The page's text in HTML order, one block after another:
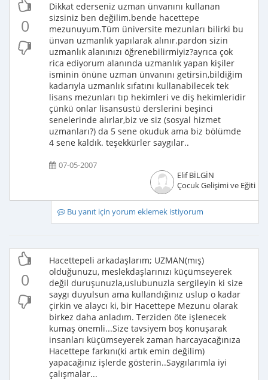
0
Dikkat ederseniz uzman ünvanını kullanan
sizsiniz ben değilim.bende hacettepe
mezunuyum.Tüm üniversite mezunları bilirki bu
ünvan uzmanlık yapılarak alınır.pardon sizin
uzmanlık alanınızı öğrenebilirmiyiz?ayrıca çok
rica ediyorum alanında uzmanlık yapan kişiler
isminin önüne uzman ünvanını getirsin,bildiğim
kadarıyla uzmanlık sıfatını kullanabilecek tek
lisans mezunları tıp hekimleri ve diş hekimleridir
çünkü onlar lisansüstü derslerini beşinci
senelerinde alırlar,biz ve siz (sosyal hizmet
uzmanları?) da 5 sene okuduk ama biz bölümde
4 sene kaldık. teşekkürler saygılar..
07-05-2007
Elif BİLGİN
Çocuk Gelişimi ve
Bu yanıt için yorum eklemek istiyorum
0
Hacettepeli arkadaşlarım; UZMAN(mış)
olduğunuzu, meslekdaşlarınızı küçümseyerek
değil duruşunuzla,uslubunuzla sergileyin ki size
saygı duyulsun ama kullandığınız uslup o kadar
çirkin ve alaycı ki, bir Hacettepe Mezunu olarak
birkez daha anladım. Terziden öte işlenecek
kumaş önemli...Size tavsiyem boş konuşarak
insanları küçümseyerek zaman harcayacağınıza
Hacettepe farkını(ki artık emin değilim)
yapacağınız işlerde gösterin..Saygılarımla iyi
çalışmalar...